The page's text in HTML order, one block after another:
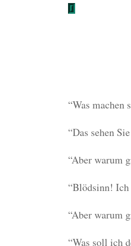
“Was
“Das sehen
“Aber warum
“Blödsinn!
“Aber warum
“Was soll ich